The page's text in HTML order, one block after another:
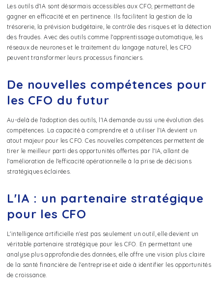
Les outils d'IA sont désormais accessibles aux CFO, permettant de
gagner en efficacité et en pertinence. Ils facilitent la gestion de la
trésorerie, la prévision budgétaire, le contrôle des risques et la détection
des fraudes. Avec des outils comme l'apprentissage automatique, les
réseaux de neurones et le traitement du langage naturel, les CFO
peuvent transformer leurs processus financiers.
De nouvelles compétences pour
les CFO du futur
Au-delà de l'adoption des outils, l'IA demande aussi une évolution des
compétences. La capacité à comprendre et à utiliser l'IA devient un
atout majeur pour les CFO. Ces nouvelles compétences permettent de
tirer le meilleur parti des opportunités offertes par l'IA, allant de
l'amélioration de l'efficacité opérationnelle à la prise de décisions
stratégiques éclairées.
L'IA : un partenaire stratégique
pour les CFO
L'intelligence artificielle n'est pas seulement un outil, elle devient un
véritable partenaire stratégique pour les CFO. En permettant une
analyse plus approfondie des données, elle offre une vision plus claire
de la santé financière de l'entreprise et aide à identifier les opportunités
de croissance.